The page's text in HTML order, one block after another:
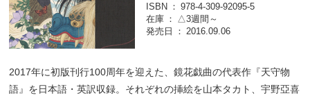
ISBN
978-4-309-92095-5
在庫
△3週間～
発売日
2016.09.06
2017年に初版刊行100周年を迎えた、鏡花戯曲の代表作『天守物
語』を日本語・英訳収録。それぞれの挿絵を山本タカト、宇野亞喜